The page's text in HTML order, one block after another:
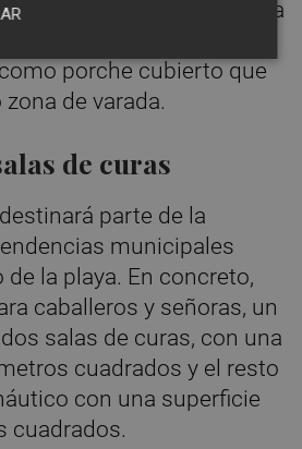
la superficie construida
permitirá
porche cubierto que
de varada.
de curas
parte de la
municipales
la playa. En concreto,
caballeros y señoras, un
salas de curas, con una
cuadrados y el resto
con una superficie
cuadrados.